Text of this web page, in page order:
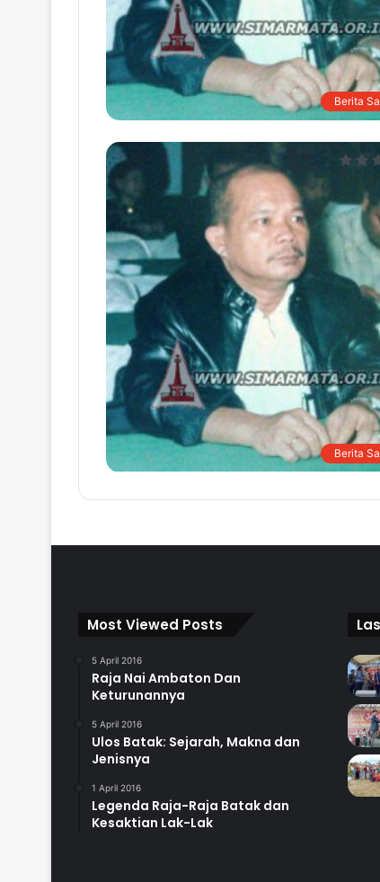
Berita
Berita
Most Viewed Posts
5 April 2016
Raja Nai Ambaton Dan
Keturunannya
5 April 2016
Ulos Batak: Sejarah, Makna dan
Jenisnya
1 April 2016
Legenda Raja-Raja Batak dan
Kesaktian Lak-Lak